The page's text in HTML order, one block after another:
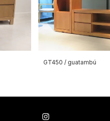
GT450 / guatambú